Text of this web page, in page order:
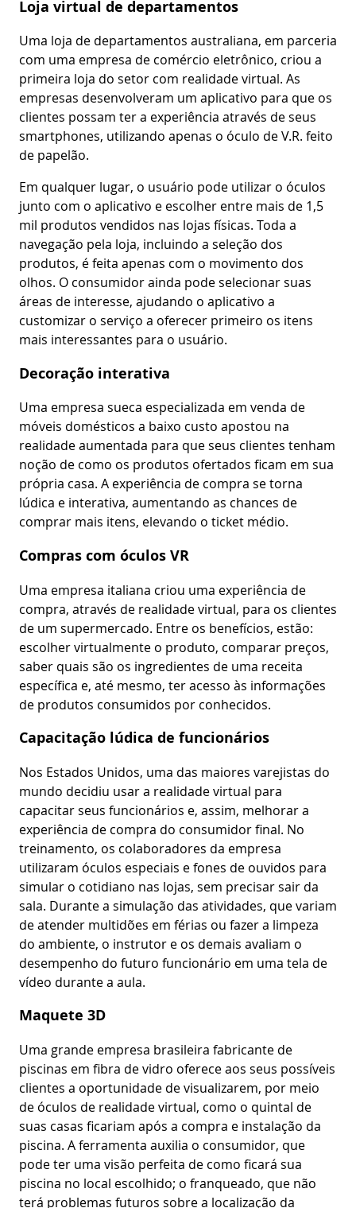
Loja virtual de departamentos
Uma loja de departamentos australiana, em parceria
com uma empresa de comércio eletrônico, criou a
primeira loja do setor com realidade virtual. As
empresas desenvolveram um aplicativo para que os
clientes possam ter a experiência através de seus
smartphones, utilizando apenas o óculo de V.R. feito
de papelão.
Em qualquer lugar, o usuário pode utilizar o óculos
junto com o aplicativo e escolher entre mais de 1,5
mil produtos vendidos nas lojas físicas. Toda a
navegação pela loja, incluindo a seleção dos
produtos, é feita apenas com o movimento dos
olhos. O consumidor ainda pode selecionar suas
áreas de interesse, ajudando o aplicativo a
customizar o serviço a oferecer primeiro os itens
mais interessantes para o usuário.
Decoração interativa
Uma empresa sueca especializada em venda de
móveis domésticos a baixo custo apostou na
realidade aumentada para que seus clientes tenham
noção de como os produtos ofertados ficam em sua
própria casa. A experiência de compra se torna
lúdica e interativa, aumentando as chances de
comprar mais itens, elevando o ticket médio.
Compras com óculos VR
Uma empresa italiana criou uma experiência de
compra, através de realidade virtual, para os clientes
de um supermercado. Entre os benefícios, estão:
escolher virtualmente o produto, comparar preços,
saber quais são os ingredientes de uma receita
específica e, até mesmo, ter acesso às informações
de produtos consumidos por conhecidos.
Capacitação lúdica de funcionários
Nos Estados Unidos, uma das maiores varejistas do
mundo decidiu usar a realidade virtual para
capacitar seus funcionários e, assim, melhorar a
experiência de compra do consumidor final. No
treinamento, os colaboradores da empresa
utilizaram óculos especiais e fones de ouvidos para
simular o cotidiano nas lojas, sem precisar sair da
sala. Durante a simulação das atividades, que variam
de atender multidões em férias ou fazer a limpeza
do ambiente, o instrutor e os demais avaliam o
desempenho do futuro funcionário em uma tela de
vídeo durante a aula.
Maquete 3D
Uma grande empresa brasileira fabricante de
piscinas em fibra de vidro oferece aos seus possíveis
clientes a oportunidade de visualizarem, por meio
de óculos de realidade virtual, como o quintal de
suas casas ficariam após a compra e instalação da
piscina. A ferramenta auxilia o consumidor, que
pode ter uma visão perfeita de como ficará sua
piscina no local escolhido; o franqueado, que não
terá problemas futuros sobre a localização da